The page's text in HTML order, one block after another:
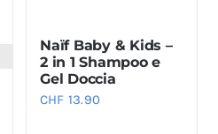
Naïf Baby & Kids –
2 in 1 Shampoo e
Gel Doccia
CHF 13.90